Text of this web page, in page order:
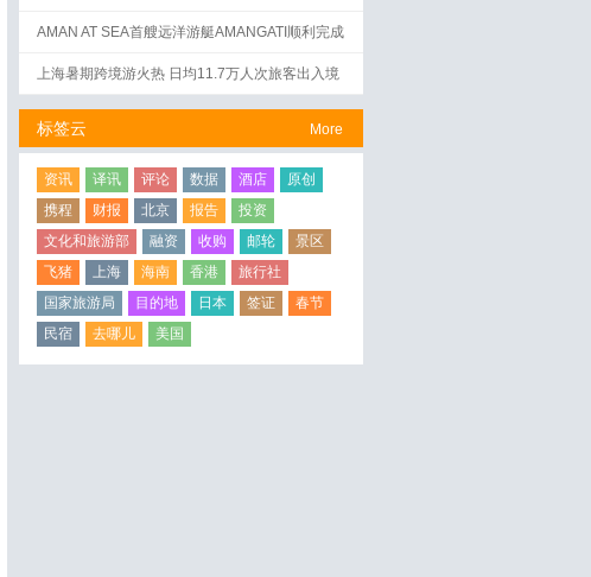
AMAN AT SEA首艘远洋游艇AMANGATI顺利完成
上海暑期跨境游火热 日均11.7万人次旅客出入境
More
标签云
资讯 译讯 评论 数据 酒店
原创
携程
财报 北京 报告
投资
文化和旅游部
融资 收购 邮轮
景区
飞猪
上海 海南 香港
旅行社
国家旅游局
目的地 日本 签证
春节
民宿
去哪儿 美国